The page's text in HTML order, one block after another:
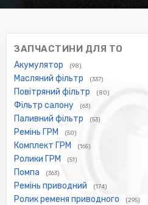
ЗАПЧАСТИНИ ДЛЯ ТО
Акумулятор (98)
Масляний фільтр (337)
Повітряний фільтр (80)
Фільтр салону (63)
Паливний фільтр (53)
Ремінь ГРМ (50)
Комплект ГРМ (165)
Ролики ГРМ (51)
Помпа (363)
Ремінь приводний (174)
Ролик ременя приводного (295)